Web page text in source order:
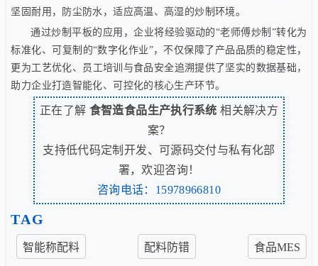
坚固耐用，防尘防水，适应高温、高湿的炒制环境。
通过炒制平板的应用，企业将经验驱动的“老师傅炒制”转化为
标准化、可复制的“数字化作业”，不仅保障了产品品质的稳定性，
更为工艺优化、员工培训与食品安全追溯提供了坚实的数据基础，
助力企业打造智能化、可控化的核心生产环节。
正在了解 食智造食品生产执行系统 相关解决方
案？
支持低代码定制开发、可源码交付与私有化部
署，欢迎咨询！
咨询电话：15978966810
TAG
智能称配料 配料防错 食品MES